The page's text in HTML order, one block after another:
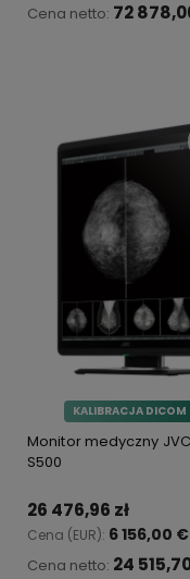
Cena netto: 72
KALIBRACJA DICOM
Monitor medyczny
S500
26 476,96 zł
Cena (EUR): 6 156,00 €
Cena netto: 24